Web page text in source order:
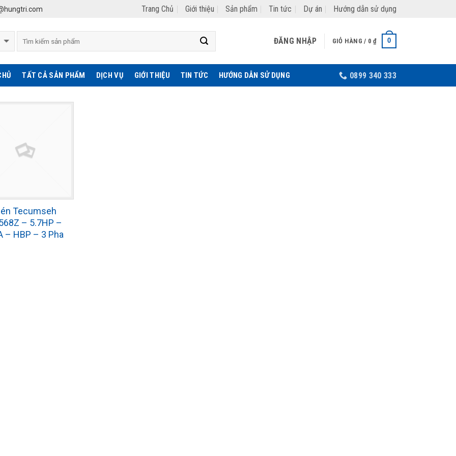
Trang Chủ Giới thiệu Sản phẩm Tin tức Dự án Hướng dẫn sử dụng
ĐĂNG NHẬP GIỎ HÀNG / 0₫ 0
TẤT CẢ SẢN PHẨM DỊCH VỤ GIỚI THIỆU TIN TỨC HƯỚNG DẪN SỬ DỤNG 0899 340 333
Tecumseh
– 5.7HP –
– HBP – 3 Pha